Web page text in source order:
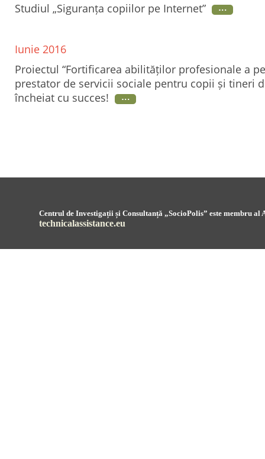
Studiul „Siguranța copiilor pe Internet”
Iunie 2016
Proiectul “Fortificarea abilităților profesionale a
prestator de servicii sociale pentru copii și tineri
încheiat cu succes!
Centrul de Investigații și Consultanță „SocioPolis” este membru al
technicalassistance.eu